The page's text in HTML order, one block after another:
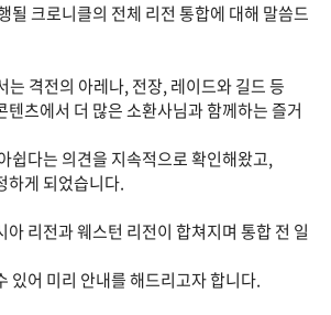
될 크로니클의 전체 리전 통합에 대해 말씀드
는 격전의 아레나, 전장, 레이드와 길드 등
텐츠에서 더 많은 소환사님과 함께하는 즐거
쉽다는 의견을 지속적으로 확인해왔고,
하게 되었습니다.
아 리전과 웨스턴 리전이 합쳐지며 통합 전 일
있어 미리 안내를 해드리고자 합니다.